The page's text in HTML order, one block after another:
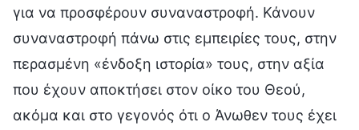
για να προσφέρουν συναναστροφή. Κάνουν
συναναστροφή πάνω στις εμπειρίες τους, στην
περασμένη «ένδοξη ιστορία» τους, στην αξία
που έχουν αποκτήσει στον οίκο του Θεού,
ακόμα και στο γεγονός ότι ο Άνωθεν τους έχει